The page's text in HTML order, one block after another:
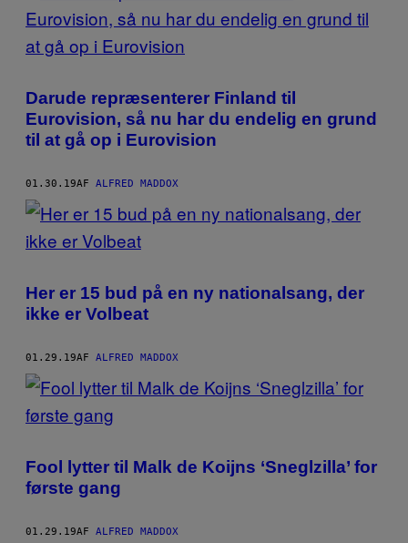
Darude repræsenterer Finland til
Eurovision, så nu har du endelig en grund
til at gå op i Eurovision
01.30.19AF ALFRED MADDOX
Her er 15 bud på en ny nationalsang, der
ikke er Volbeat
01.29.19AF ALFRED MADDOX
Fool lytter til Malk de Koijns ‘Sneglzilla’ for
første gang
01.29.19AF ALFRED MADDOX